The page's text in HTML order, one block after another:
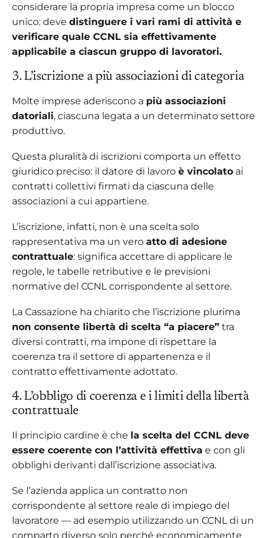
considerare la propria impresa come un blocco
unico: deve distinguere i vari rami di attività e
verificare quale CCNL sia effettivamente
applicabile a ciascun gruppo di lavoratori.
3. L’iscrizione a più associazioni di categoria
Molte imprese aderiscono a più associazioni
datoriali, ciascuna legata a un determinato settore
produttivo.
Questa pluralità di iscrizioni comporta un effetto
giuridico preciso: il datore di lavoro è vincolato ai
contratti collettivi firmati da ciascuna delle
associazioni a cui appartiene.
L’iscrizione, infatti, non è una scelta solo
rappresentativa ma un vero atto di adesione
contrattuale: significa accettare di applicare le
regole, le tabelle retributive e le previsioni
normative del CCNL corrispondente al settore.
La Cassazione ha chiarito che l’iscrizione plurima
non consente libertà di scelta “a piacere” tra
diversi contratti, ma impone di rispettare la
coerenza tra il settore di appartenenza e il
contratto effettivamente adottato.
4. L’obbligo di coerenza e i limiti della libertà
contrattuale
Il principio cardine è che la scelta del CCNL deve
essere coerente con l’attività effettiva e con gli
obblighi derivanti dall’iscrizione associativa.
Se l’azienda applica un contratto non
corrispondente al settore reale di impiego del
lavoratore — ad esempio utilizzando un CCNL di un
comparto diverso solo perché economicamente